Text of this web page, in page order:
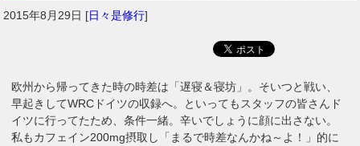
2015年8月29日 [日々是修行]
欧州から帰ってきた時の時差は「遅寝＆寝坊」。そいつと戦い、
早起きしてWRCドイツの収録へ。といってもスタッフの皆さんド
イツに行ってたため、条件一緒。辛いでしょうに顔に出さない。
私もカフェイン200mg摂取し「まるで時差なんかね～よ！」的に